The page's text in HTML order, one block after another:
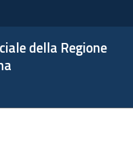
della Regione